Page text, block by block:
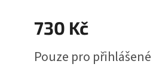
730 Kč
cena:
Pouze pro přihlášené